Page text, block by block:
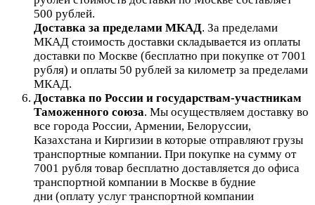
500 рублей.
Доставка за пределами МКАД. За пределами
МКАД стоимость доставки складывается из оплаты
доставки по Москве (бесплатно при покупке от 7001
рубля) и оплаты 50 рублей за километр за пределами
МКАД.
Доставка по России и государствам-участникам
Таможенного союза. Мы осуществляем доставку во
все города России, Армении, Белоруссии,
Казахстана и Киргизии в которые отправляют грузы
транспортные компании. При покупке на сумму от
7001 рубля товар бесплатно доставляется до офиса
транспортной компании в Москве в будние
дни (оплату услуг транспортной компании